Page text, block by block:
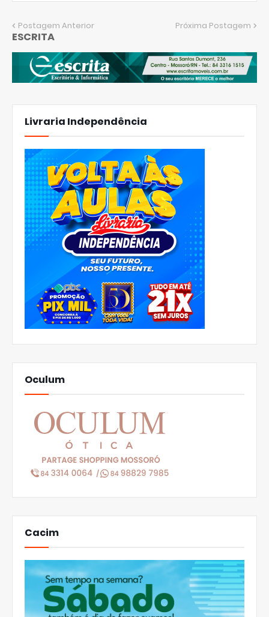
Postagem Anterior Próxima Postagem
ESCRITA
Livraria Independência
Oculum
Cacim